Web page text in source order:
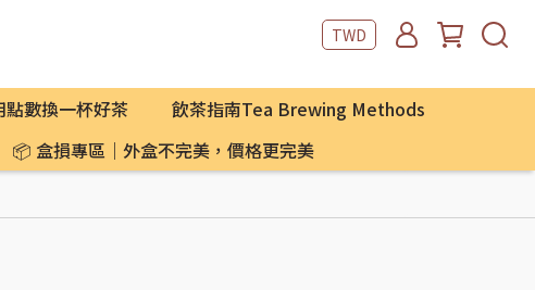
TWD
數換一杯好茶
飲茶指南Tea Brewing Methods
📦 盒損專區｜外盒不完美，價格更完美